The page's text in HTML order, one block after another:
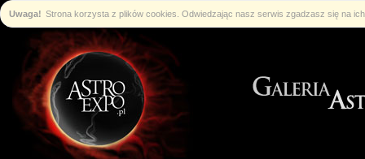
Uwaga! Strona korzysta z plików cookies. Odwiedzając nasz serwis zgadzasz się na